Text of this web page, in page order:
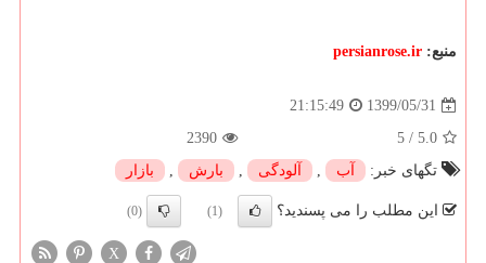
منبع: persianrose.ir
1399/05/31
21:15:49
5.0
/
5
2390
تگهای خبر:
آب , آلودگی , بارش , بازار
این مطلب را می پسندید؟ (1)
(0)
X